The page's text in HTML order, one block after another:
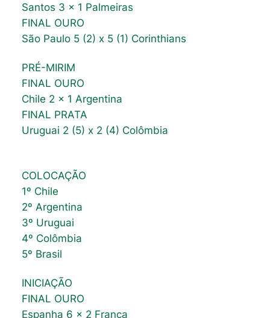
Santos 3 x 1 Palmeiras
FINAL OURO
São Paulo 5 (2) x 5 (1) Corinthians
PRÉ-MIRIM
FINAL OURO
Chile 2 x 1 Argentina
FINAL PRATA
Uruguai 2 (5) x 2 (4) Colômbia
COLOCAÇÃO
1º Chile
2º Argentina
3º Uruguai
4º Colômbia
5º Brasil
INICIAÇÃO
FINAL OURO
Espanha 6 x 2 França